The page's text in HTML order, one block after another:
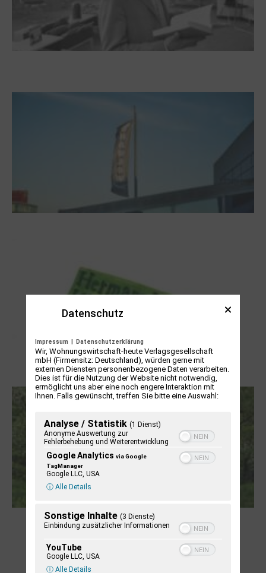
Letj fröögels
Robert Schads „Blickweit“: Linien im Land
Datenschutz
Impressum Datenschutzerklärung
Wir, Wohnungswirtschaft-heute Verlagsgesellschaft
mbH (Firmensitz: Deutschland), würden gerne mit
externen Diensten personenbezogene Daten verarbeiten.
Dies ist für die Nutzung der Website nicht notwendig,
ermöglicht uns aber eine noch engere Interaktion mit
Ihnen. Falls gewünscht, treffen Sie bitte eine Auswahl:
Analyse / Statistik (1 Dienst)
Anonyme Auswertung zur
Fehlerbehebung und Weiterentwicklung
Google Analytics via Google
TagManager
Google LLC, USA
ⓘ Alle Details
Sonstige Inhalte (3 Dienste)
Einbindung zusätzlicher Informationen
YouTube
Google LLC, USA
ⓘ Alle Details